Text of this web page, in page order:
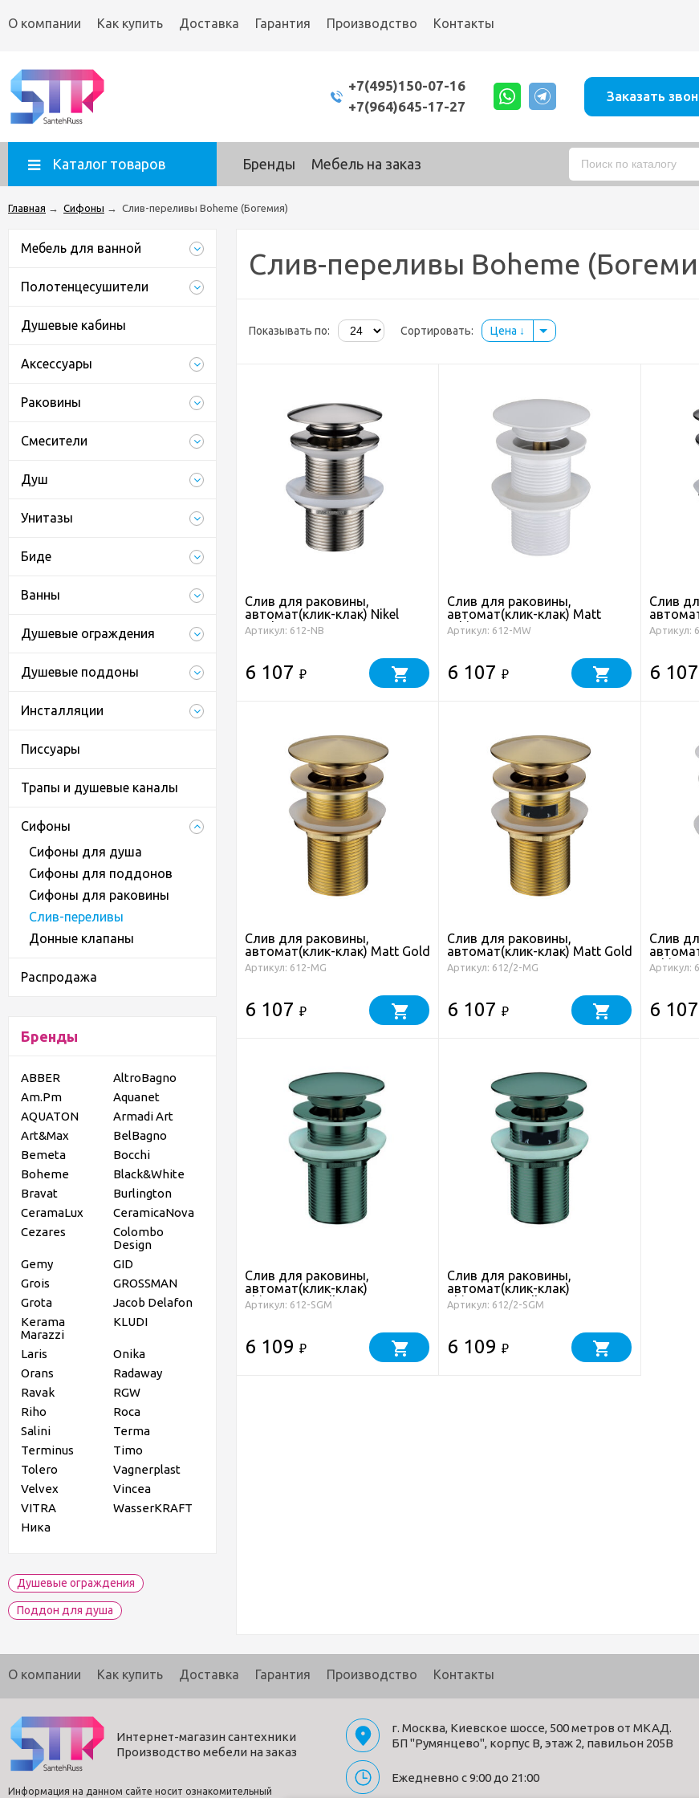
О компании Как купить Доставка Гарантия Производство Контакты
+7(495)150-07-16
+7(964)645-17-27
Заказать
Каталог товаров Бренды Мебель на заказ
Главная → Сифоны → Слив-переливы Boheme (Богемия)
Мебель для ванной
Полотенцесушители
Душевые кабины
Аксессуары
Раковины
Смесители
Душ
Унитазы
Биде
Ванны
Душевые ограждения
Душевые поддоны
Инсталляции
Писсуары
Трапы и душевые каналы
Сифоны
Сифоны для душа
Сифоны для поддонов
Сифоны для раковины
Слив-переливы
Донные клапаны
Распродажа
Бренды
ABBER
AltroBagno
Am.Pm
Aquanet
AQUATON
Armadi Art
Art&Max
BelBagno
Bemeta
Bocchi
Boheme
Black&White
Bravat
Burlington
CeramaLux
CeramicaNova
Cezares
Colombo
Design
Gemy
GID
Grois
GROSSMAN
Grota
Jacob Delafon
Kerama
Marazzi
KLUDI
Laris
Onika
Orans
Radaway
Ravak
RGW
Riho
Roca
Salini
Terma
Terminus
Timo
Tolero
Vagnerplast
Velvex
Vincea
VITRA
WasserKRAFT
Ника
Душевые ограждения
Поддон для душа
Слив-переливы Boheme
Показывать по: Сортировать: Цена
Слив для раковины,
автомат(клик-клак) Nikel
Brush
Артикул: 612-NB
6 107 ₽
Слив для раковины,
автомат(клик-клак) Matt
White
Артикул: 612-MW
6 107 ₽
Слив
Артикул:
6 107
Слив для раковины,
автомат(клик-клак) Matt Gold
Артикул: 612-MG
6 107 ₽
Слив для раковины,
автомат(клик-клак) Matt Gold
с переливом
Артикул: 612/2-MG
6 107 ₽
Слив
White с
Артикул:
6 107
Слив для раковины,
автомат(клик-клак)
ShineGunMetall
Артикул: 612-SGM
6 109 ₽
Слив для раковины,
автомат(клик-клак)
ShineGunMetall с переливом
Артикул: 612/2-SGM
6 109 ₽
О компании Как купить Доставка Гарантия Производство Контакты
Интернет-магазин сантехники
Производство мебели на заказ
Информация на данном сайте носит ознакомительный
г. Москва, Киевское шоссе, 500 метров от МКАД.
БП "Румянцево", корпус В, этаж 2, павильон 205В
Ежедневно с 9:00 до 21:00